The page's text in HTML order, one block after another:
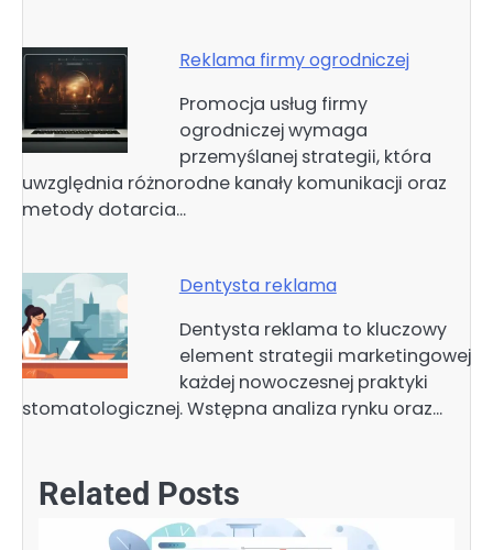
Reklama firmy ogrodniczej
Promocja usług firmy
ogrodniczej wymaga
przemyślanej strategii, która
uwzględnia różnorodne kanały komunikacji oraz
metody dotarcia…
Dentysta reklama
Dentysta reklama to kluczowy
element strategii marketingowej
każdej nowoczesnej praktyki
stomatologicznej. Wstępna analiza rynku oraz…
Related Posts